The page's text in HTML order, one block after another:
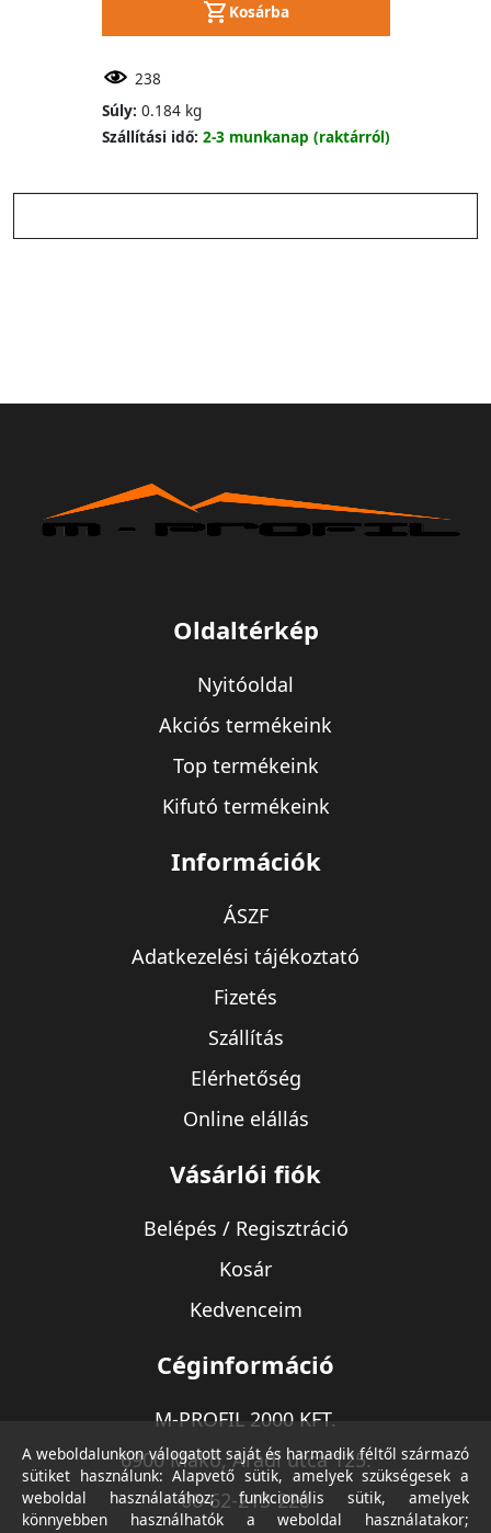
Kosárba
238
Súly: 0.184 kg
Szállítási idő: 2-3 munkanap (raktárról)
Oldaltérkép
Nyitóoldal
Akciós termékeink
Top termékeink
Kifutó termékeink
Információk
ÁSZF
Adatkezelési tájékoztató
Fizetés
Szállítás
Elérhetőség
Online elállás
Vásárlói fiók
Belépés / Regisztráció
Kosár
Kedvenceim
Céginformáció
M-PROFIL 2000 KFT.
6900 Makó, Aradi utca 125.
06-62-213-220
A weboldalunkon válogatott saját és harmadik féltől származó
sütiket használunk: Alapvető sütik, amelyek szükségesek a
weboldal használatához; funkcionális sütik, amelyek
könnyebben használhatók a weboldal használatakor;